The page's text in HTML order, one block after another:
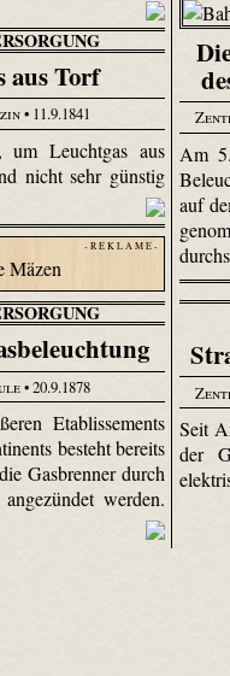
Am
auf
aus Torf
• 11.9.1841
um Leuchtgas aus
nicht sehr günstig
- R E K L A M E -
• 20.9.1878
Etablissements
besteht bereits
Gasbrenner durch
werden.
Seit
der